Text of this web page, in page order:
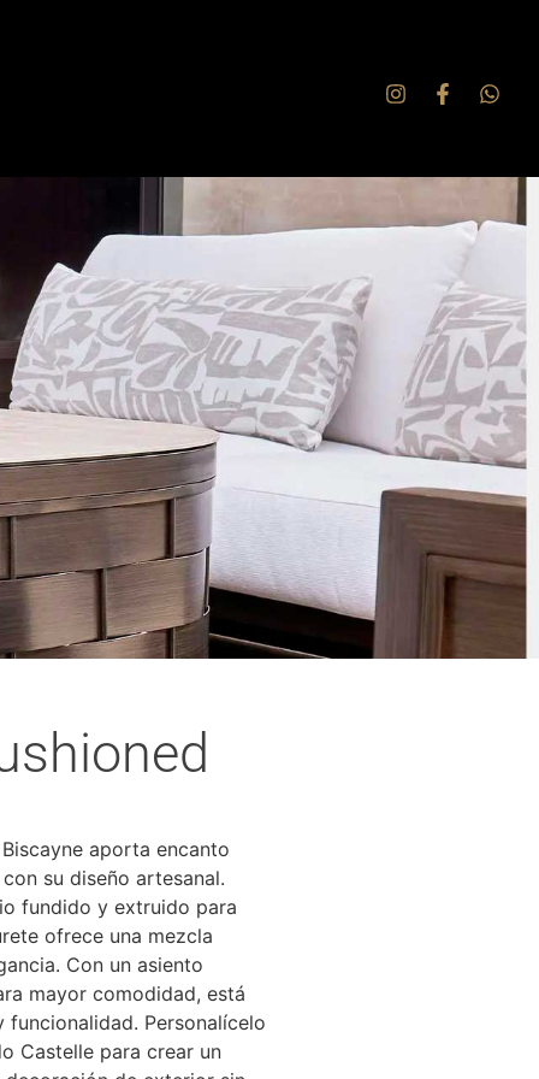
aporta encanto
su diseño artesanal.
fundido y extruido para
ofrece una mezcla
Con un asiento
mayor comodidad, está
Personalícelo
Castelle para crear un